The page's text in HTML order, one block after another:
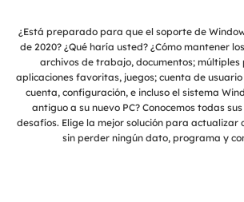
¿Está preparado para que el soporte de
de 2020? ¿Qué haría usted? ¿Cómo mantener
archivos de trabajo, documentos; múltiples
aplicaciones favoritas, juegos; cuenta de
cuenta, configuración, e incluso el sistema
antiguo a su nuevo PC? Conocemos todas
desafíos. Elige la mejor solución para actualizar
sin perder ningún dato, programa y